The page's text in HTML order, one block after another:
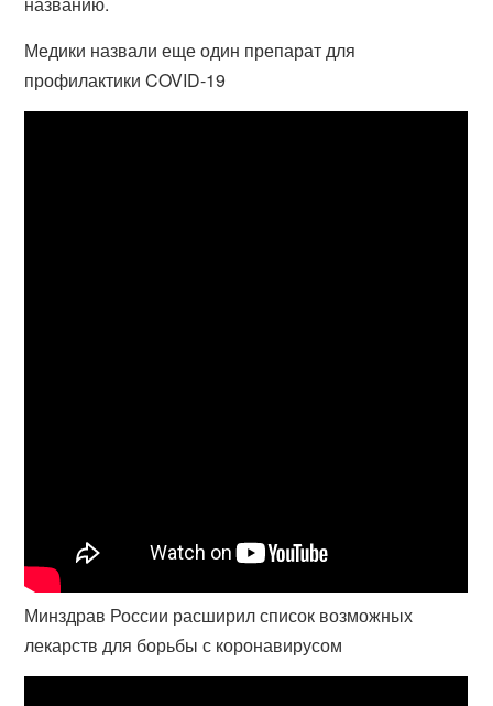
Медики назвали еще один препарат для
профилактики COVID-19
Минздрав России расширил список возможных
лекарств для борьбы с коронавирусом